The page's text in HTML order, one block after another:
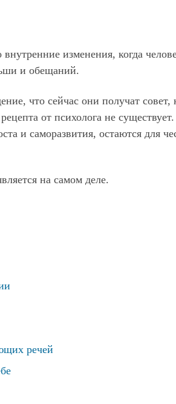
изменения, когда
и обещаний.
что сейчас они получат совет,
от психолога не
и саморазвития, остаются для
на самом деле.
речей